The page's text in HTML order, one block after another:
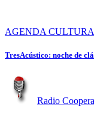
AGENDA
TresAcústico: noche de
Radio